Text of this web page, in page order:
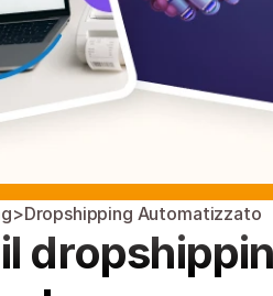
>Dropshipping Automatizzato